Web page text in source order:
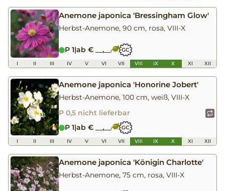
Anemone japonica 'Bressingham Glow'
Herbst-Anemone, 90 cm, rosa, VIII-X
P 1|ab € __,__ GC
I II III IV V VI VII VIII IX X XI XII
Anemone japonica 'Honorine Jobert'
Herbst-Anemone, 100 cm, weiß, VIII-X
P 0,5 nicht lieferbar
P 1|ab € __,__ GC
I II III IV V VI VII VIII IX X XI XII
Anemone japonica 'Königin Charlotte'
Herbst-Anemone, 75 cm, rosa, VIII-X